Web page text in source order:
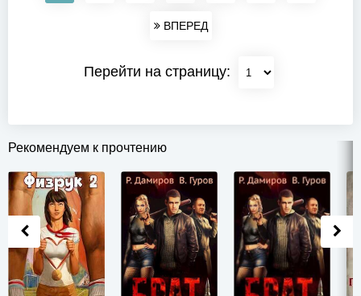
ВПЕРЕД
Перейти на страницу:
Рекомендуем к прочтению